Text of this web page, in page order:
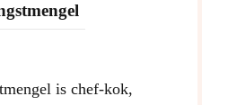
is chef-kok,